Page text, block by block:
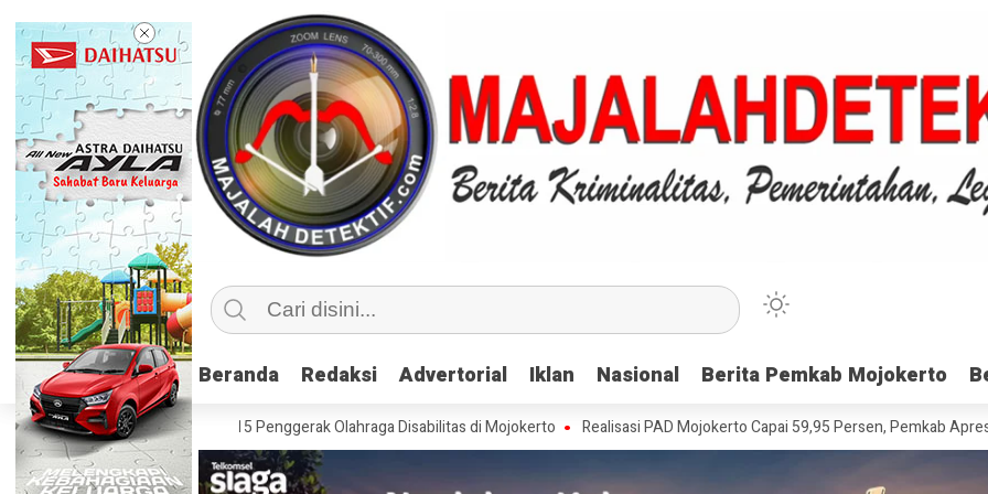
Beranda Redaksi Advertorial Iklan Nasional Berita Pemkab Mojokerto
Beranda Redaksi Advertorial Iklan Nasional Berita Pemkab Mojokerto
Kemenpora Latih 115 Penggerak Olahraga Disabilitas di Mojokerto Realisasi PAD Mojokerto Capai 59,95 Persen, Pemkab Apresiasi Wajib